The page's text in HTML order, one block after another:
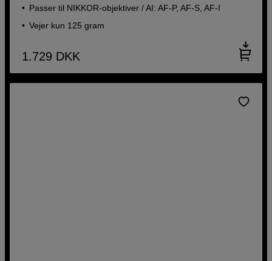
Passer til NIKKOR-objektiver / AI: AF-P, AF-S, AF-I
Vejer kun 125 gram
1.729 DKK